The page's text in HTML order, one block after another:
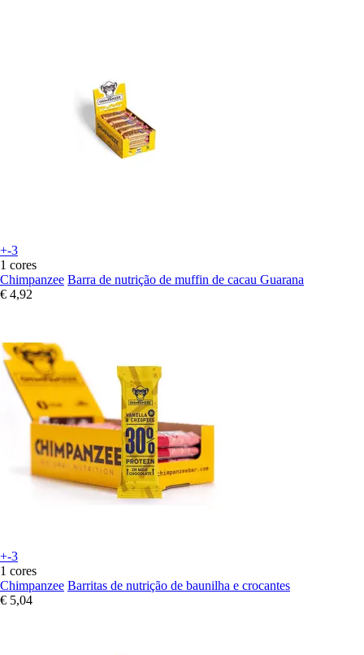
+-3
1 cores
Chimpanzee Barra de nutrição de muffin de cacau Guarana
€ 4,92
+-3
1 cores
Chimpanzee Barritas de nutrição de baunilha e crocantes
€ 5,04